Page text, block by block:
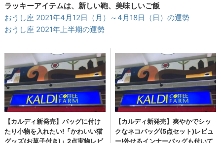
ラッキーアイテムは、新しい鞄、美味しいご飯
おうし座 2021年4月12日（月）～4月18日（日）の運勢
おうし座 2021年上半期の運勢